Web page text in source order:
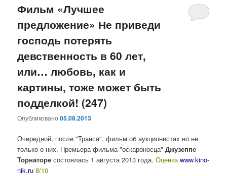
Фильм «Лучшее
предложение» Не приведи
господь потерять
девственность в 60 лет,
или… любовь, как и
картины, тоже может быть
подделкой! (247)
Опубликовано05.08.2013
Очередной, после "Транса", фильм об аукционистах но не
только о них. Премьера фильма "оскароносца" Джузеппе
Торнаторе состоялась 1 августа 2013 года.Оценкаwww.kino-
nik.ru 8/10